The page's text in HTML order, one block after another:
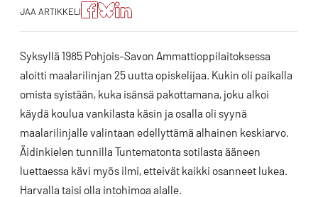
JAA ARTIKKELI
Jaa
artikkeli
Facebookissa
Jaa
artikkeli
Blueskyssa
Jako:
Jaa
artikkeli
Syksyllä 1985 Pohjois-Savon Ammattioppilaitoksessa
aloitti maalarilinjan 25 uutta opiskelijaa. Kukin oli paikalla
omista syistään, kuka isänsä pakottamana, joku alkoi
käydä koulua vankilasta käsin ja osalla oli syynä
maalarilinjalle valintaan edellyttämä alhainen keskiarvo.
Äidinkielen tunnilla Tuntematonta sotilasta ääneen
luettaessa kävi myös ilmi, etteivät kaikki osanneet lukea.
Harvalla taisi olla intohimoa alalle.